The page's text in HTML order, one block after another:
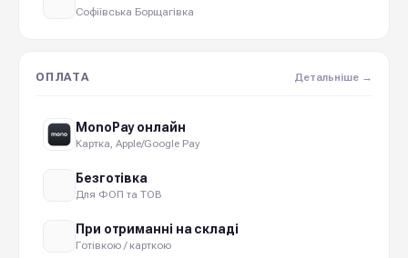
Софіївська Борщагівка
ОПЛАТА Детальніше →
MonoPay онлайн
Картка, Apple/Google Pay
Безготівка
Для ФОП та ТОВ
При отриманні на складі
Готівкою / карткою